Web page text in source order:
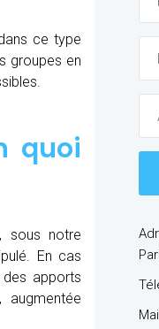
ce type
groupes en
quoi
sous notre
En cas
des apports